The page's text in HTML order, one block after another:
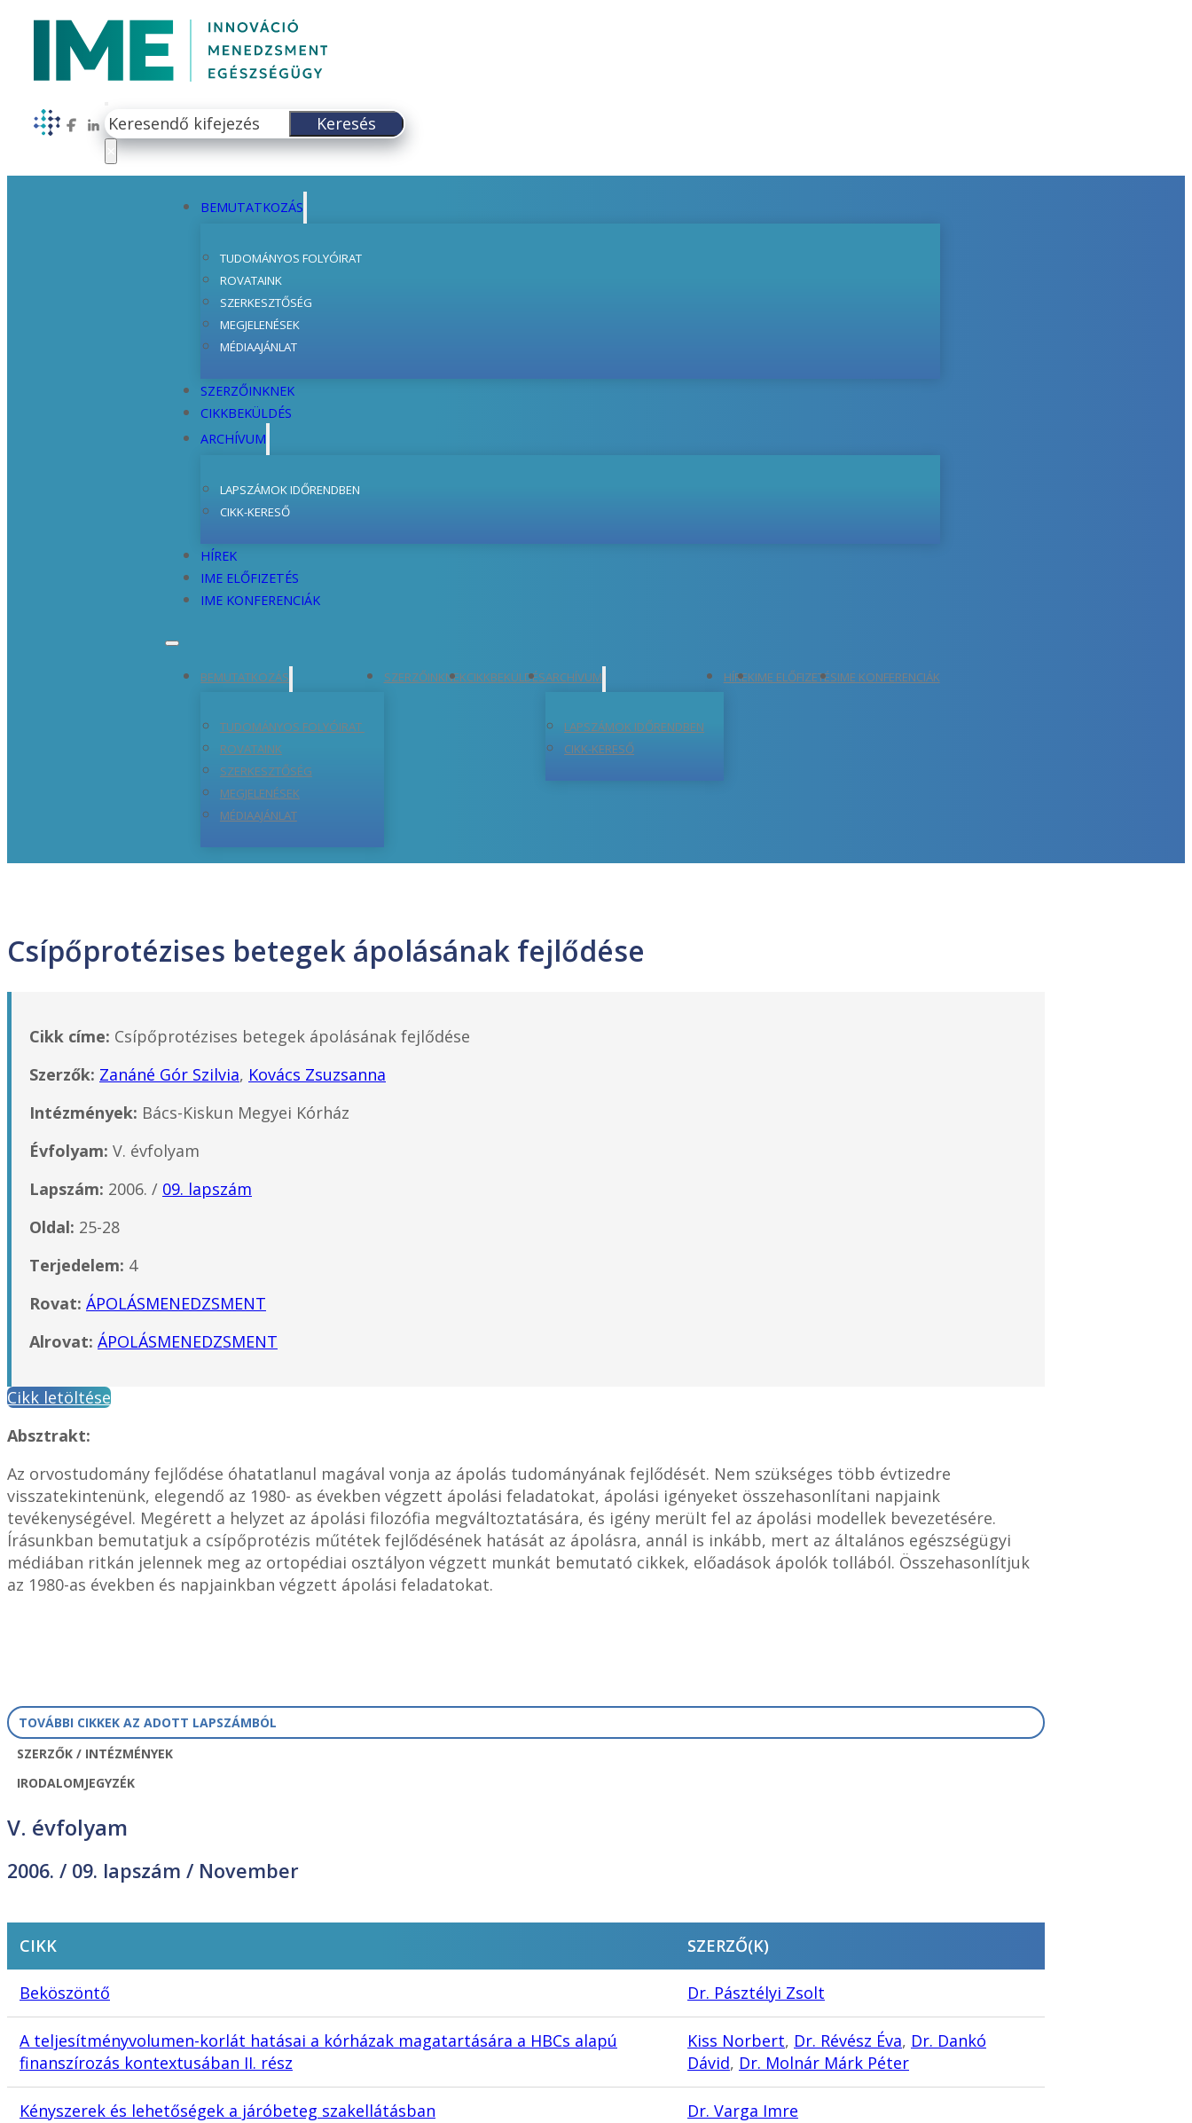
Follow us on Facebook
Follow us on LinkedIn
Keresés
Keresés
BEMUTATKOZÁS
TUDOMÁNYOS FOLYÓIRAT
ROVATAINK
SZERKESZTŐSÉG
MEGJELENÉSEK
MÉDIAAJÁNLAT
SZERZŐINKNEK
CIKKBEKÜLDÉS
ARCHÍVUM
LAPSZÁMOK IDŐRENDBEN
CIKK-KERESŐ
HÍREK
IME ELŐFIZETÉS
IME KONFERENCIÁK
BEMUTATKOZÁS
TUDOMÁNYOS FOLYÓIRAT
ROVATAINK
SZERKESZTŐSÉG
MEGJELENÉSEK
MÉDIAAJÁNLAT
SZERZŐINKNEKCIKKBEKÜLDÉSARCHÍVUM
LAPSZÁMOK IDŐRENDBEN
CIKK-KERESŐ
HÍREKIME ELŐFIZETÉSIME KONFERENCIÁK
Csípőprotézises betegek ápolásának fejlődése
Cikk címe: Csípőprotézises betegek ápolásának fejlődése
Szerzők: Zanáné Gór Szilvia, Kovács Zsuzsanna
Intézmények: Bács-Kiskun Megyei Kórház
Évfolyam: V. évfolyam
Lapszám: 2006. / 09. lapszám
Oldal: 25-28
Terjedelem: 4
Rovat: ÁPOLÁSMENEDZSMENT
Alrovat: ÁPOLÁSMENEDZSMENT
Cikk letöltése
Absztrakt:
Az orvostudomány fejlődése óhatatlanul magával vonja az ápolás tudományának fejlődését. Nem szükséges több évtizedre
visszatekintenünk, elegendő az 1980- as években végzett ápolási feladatokat, ápolási igényeket összehasonlítani napjaink
tevékenységével. Megérett a helyzet az ápolási filozófia megváltoztatására, és igény merült fel az ápolási modellek bevezetésére.
Írásunkban bemutatjuk a csípőprotézis műtétek fejlődésének hatását az ápolásra, annál is inkább, mert az általános egészségügyi
médiában ritkán jelennek meg az ortopédiai osztályon végzett munkát bemutató cikkek, előadások ápolók tollából. Összehasonlítjuk
az 1980-as években és napjainkban végzett ápolási feladatokat.
TOVÁBBI CIKKEK AZ ADOTT LAPSZÁMBÓL
SZERZŐK / INTÉZMÉNYEK
IRODALOMJEGYZÉK
V. évfolyam
2006. / 09. lapszám / November
CIKK SZERZŐ(K)
Beköszöntő Dr. Pásztélyi Zsolt
A teljesítményvolumen-korlát hatásai a kórházak magatartására a HBCs alapú
finanszírozás kontextusában II. rész
Kiss Norbert, Dr. Révész Éva, Dr. Dankó
Dávid, Dr. Molnár Márk Péter
Kényszerek és lehetőségek a járóbeteg szakellátásban Dr. Varga Imre